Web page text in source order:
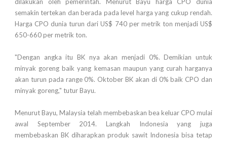
semakin tertekan dan berada pada level harga yang cukup rendah.
Harga CPO dunia turun dari US$ 740 per metrik ton menjadi US$
650-660 per metrik ton.
"Dengan angka itu BK nya akan menjadi 0%. Demikian untuk
minyak goreng baik yang kemasan maupun yang curah harganya
akan turun pada range 0%. Oktober BK akan di 0% baik CPO dan
minyak goreng," tutur Bayu.
Menurut Bayu, Malaysia telah membebaskan bea keluar CPO mulai
awal September 2014. Langkah Indonesia yang juga
membebaskan BK diharapkan produk sawit Indonesia bisa tetap